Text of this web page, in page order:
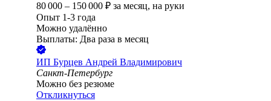
80 000 – 150 000 ₽ за месяц, на руки
Опыт 1-3 года
Можно удалённо
Выплаты: Два раза в месяц
ИП Бурцев Андрей Владимирович
Санкт-Петербург
Можно без резюме
Откликнуться